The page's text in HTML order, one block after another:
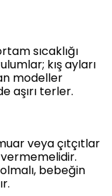
sıcaklığı
kış ayları
modeller
aşırı terler.
veya çıtçıtlar
bebeğin